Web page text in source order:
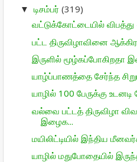
▼ டிசம்பர் (319)
வட்டுக்கோட்டையில்
பட்ட திருவிழாவினை
இருளில் மூழ்கப்போகிறதா
யாழ்ப்பாணத்தை சேர்ந்த
யாழில் 100 பேருக்கு
வல்வை பட்டத் திருவிழா
இழைக...
மயிலிட்டியில் இந்திய
யாழில் மதுபோதையில்